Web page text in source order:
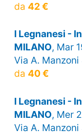
da 42 €
I Legnanesi -
MILANO, Mar
Via A. Manzoni
da 40 €
I Legnanesi -
MILANO, Mer
Via A. Manzoni